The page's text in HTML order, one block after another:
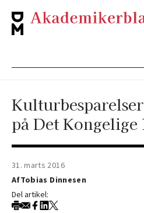
på Det
31. marts 2016
AfTobias Dinnesen
Del artikel: